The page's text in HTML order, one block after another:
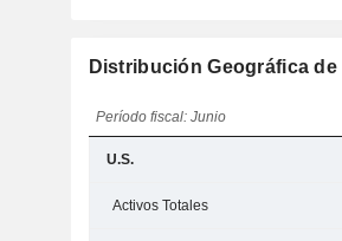
Distribución Geográfica de
Período fiscal: Junio
U.S.
Activos Totales